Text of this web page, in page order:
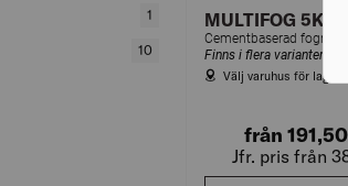
,1
produkter
,10
MULTIFOG 5KG
Finns i flera varianter
Välj varuhus för
från 191,50
Jfr. pris från